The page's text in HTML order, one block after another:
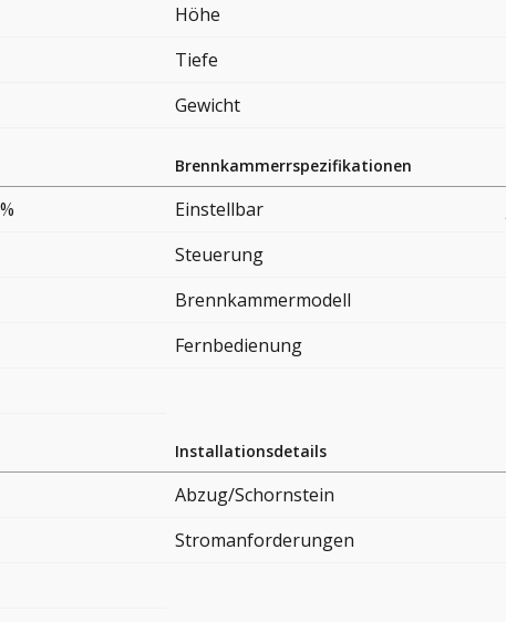
Höhe
Tiefe
Gewicht
Brennkammerrspezifikationen
Einstellbar
Steuerung
Brennkammermodell
Fernbedienung
Installationsdetails
Abzug/Schornstein
Stromanforderungen